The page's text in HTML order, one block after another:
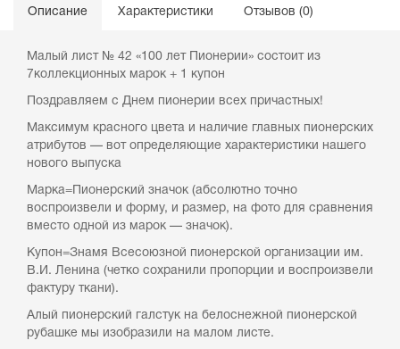
Описание Характеристики Отзывов (0)
Малый лист № 42 «100 лет Пионерии» состоит из
7коллекционных марок + 1 купон
Поздравляем с Днем пионерии всех причастных!
Максимум красного цвета и наличие главных пионерских
атрибутов — вот определяющие характеристики нашего
нового выпуска
Марка=Пионерский значок (абсолютно точно
воспроизвели и форму, и размер, на фото для сравнения
вместо одной из марок — значок).
Купон=Знамя Всесоюзной пионерской организации им.
В.И. Ленина (четко сохранили пропорции и воспроизвели
фактуру ткани).
Алый пионерский галстук на белоснежной пионерской
рубашке мы изобразили на малом листе.